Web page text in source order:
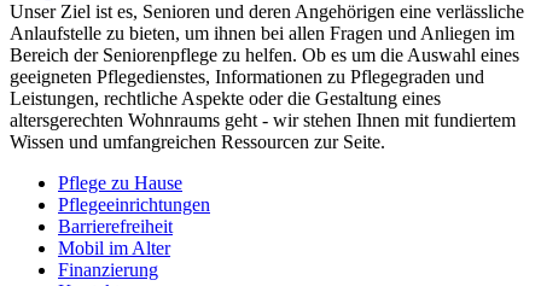
Unser Ziel ist es, Senioren und deren Angehörigen eine verlässliche
Anlaufstelle zu bieten, um ihnen bei allen Fragen und Anliegen im
Bereich der Seniorenpflege zu helfen. Ob es um die Auswahl eines
geeigneten Pflegedienstes, Informationen zu Pflegegraden und
Leistungen, rechtliche Aspekte oder die Gestaltung eines
altersgerechten Wohnraums geht - wir stehen Ihnen mit fundiertem
Wissen und umfangreichen Ressourcen zur Seite.
Pflege zu Hause
Pflegeeinrichtungen
Barrierefreiheit
Mobil im Alter
Finanzierung